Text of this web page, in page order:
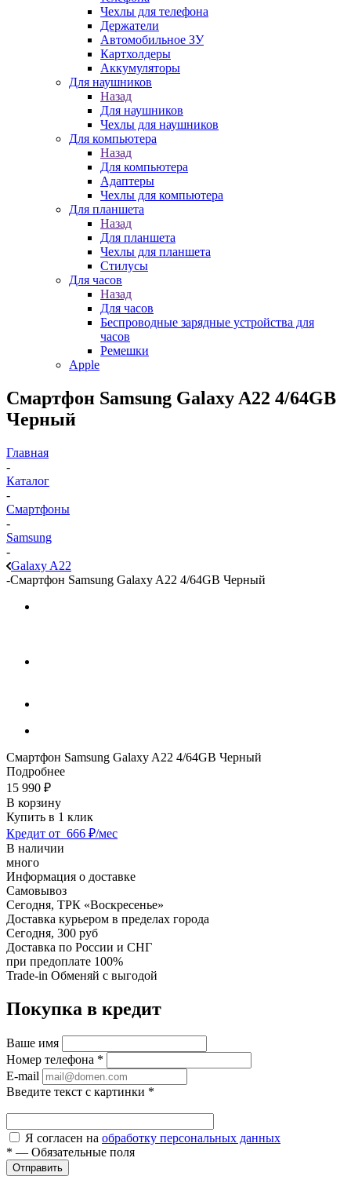
Чехлы для телефона
Держатели
Автомобильное ЗУ
Картхолдеры
Аккумуляторы
Для наушников
Назад
Для наушников
Чехлы для наушников
Для компьютера
Назад
Для компьютера
Адаптеры
Чехлы для компьютера
Для планшета
Назад
Для планшета
Чехлы для планшета
Стилусы
Для часов
Назад
Для часов
Беспроводные зарядные устройства для
часов
Ремешки
Apple
Смартфон Samsung Galaxy A22 4/64GB
Черный
Главная
-
Каталог
-
Смартфоны
-
Samsung
-
Galaxy A22
-Смартфон Samsung Galaxy A22 4/64GB Черный
Смартфон Samsung Galaxy A22 4/64GB Черный
Подробнее
15 990 ₽
В корзину
Купить в 1 клик
Кредит от 666 ₽/мес
В наличии
много
Информация о доставке
Самовывоз
Сегодня, ТРК «Воскресенье»
Доставка курьером в пределах города
Сегодня, 300 руб
Доставка по России и СНГ
при предоплате 100%
Trade-in Обменяй с выгодой
Покупка в кредит
Ваше имя
Номер телефона *
E-mail
Введите текст с картинки *
Я согласен на обработку персональных данных
* — Обязательные поля